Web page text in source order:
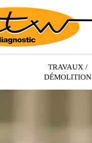
TRAVAUX /
DÉMOLITION